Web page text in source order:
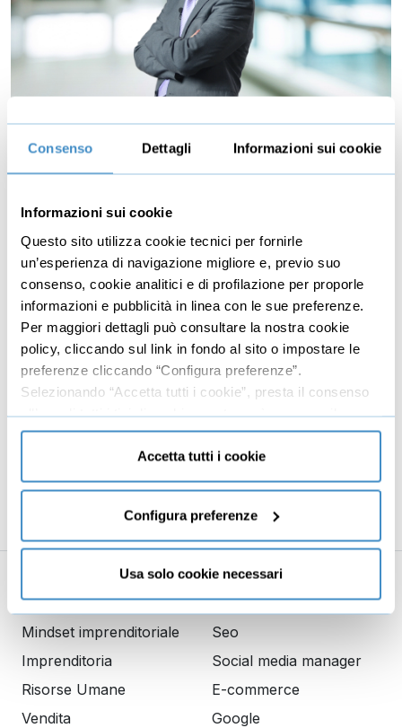
Consenso Dettagli Informazioni sui cookie
Informazioni sui cookie
Questo sito utilizza cookie tecnici per fornirle
un’esperienza di navigazione migliore e, previo suo
consenso, cookie analitici e di profilazione per proporle
informazioni e pubblicità in linea con le sue preferenze.
Per maggiori dettagli può consultare la nostra cookie
policy, cliccando sul link in fondo al sito o impostare le
preferenze cliccando “Configura preferenze”.
Selezionando “Accetta tutti i cookie”, presta il consenso
all’uso di tutti i tipi di cookie mentre può revocare il
consenso cliccando su “Usa solo cookie necessari” e
saranno attivati i soli cookie tecnici necessari al corretto
funzionamento del sito.
Accetta tutti i cookie
Configura preferenze
Usa solo cookie necessari
Corso base di Radiestesia: guida
passo passo per iniziare
Scopri come utilizzare il pendolo e la radiestesia per
influenzano il tuo benessere. Con la guida esperta di
Roberto Rubbo, imparerai tecniche pratiche per
connetterti con il tuo intuito e trasformare la tua
sensibilità energetica in uno strumento di crescita
personale.
8 Recensioni
Durata: 01h 40m 33s
36 lezioni
Business
Mindset imprenditoriale
Imprenditoria
Risorse Umane
Vendita
Digital marketing
Seo
Social media manager
E-commerce
Google